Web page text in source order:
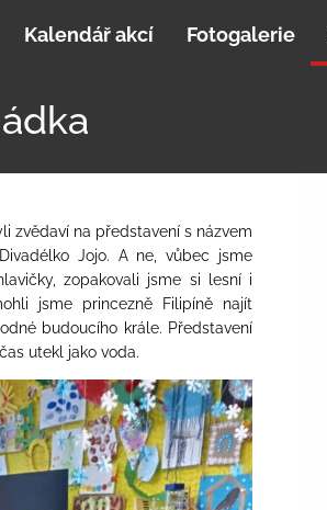
Kalendář akcí Fotogalerie
zvědaví na představení s názvem
Jojo. A ne, vůbec jsme
zopakovali jsme si lesní i
jsme princezně Filipíně najít
budoucího krále. Představení
utekl jako voda.